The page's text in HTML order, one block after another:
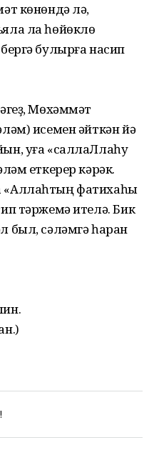
көнөндә лә,
ла һөйөклө
Мөхәммәт
исемен әйткән йә
уға «саллаЛлаһу
еткерер кәрәк.
«Аллаһтың фатихаһы
тәржемә ителә. Бик
был, сәләмгә һаран